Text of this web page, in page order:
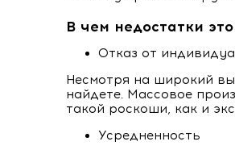
В чем недостатки
Отказ от
Несмотря на широкий
найдете. Массовое
такой роскоши, как и
Усредненность